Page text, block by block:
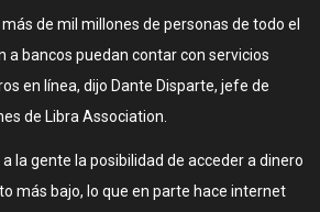
de mil millones de personas de todo el
a bancos puedan contar con servicios
en línea, dijo Dante Disparte, jefe de
de Libra Association.
la gente la posibilidad de acceder a dinero
más bajo, lo que en parte hace internet